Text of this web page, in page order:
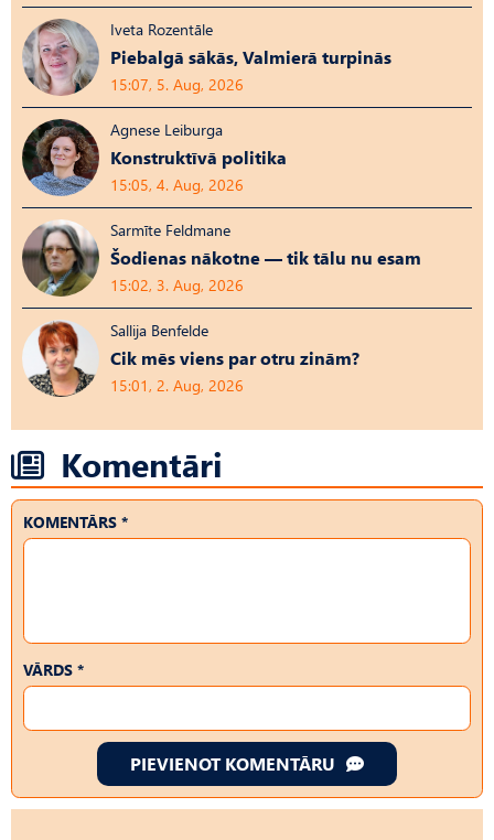
Iveta Rozentāle
Piebalgā sākās, Valmierā turpinās
15:07, 5. Aug, 2026
Agnese Leiburga
Konstruktīvā politika
15:05, 4. Aug, 2026
Sarmīte Feldmane
Šodienas nākotne — tik tālu nu esam
15:02, 3. Aug, 2026
Sallija Benfelde
Cik mēs viens par otru zinām?
15:01, 2. Aug, 2026
Komentāri
KOMENTĀRS *
VĀRDS *
PIEVIENOT KOMENTĀRU